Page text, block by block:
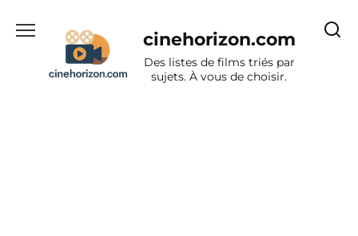
cinehorizon.com
Des listes de films triés par
sujets. À vous de choisir.